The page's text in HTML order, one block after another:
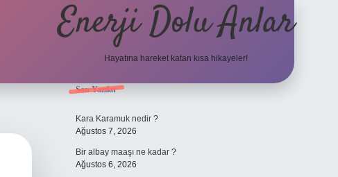
Enerji Dolu Anlar
Hayatına hareket katan kısa hikayeler!
Sidebar
Son Yazılar
Kara Karamuk nedir ?
Ağustos 7, 2026
Bir albay maaşı ne kadar ?
Ağustos 6, 2026